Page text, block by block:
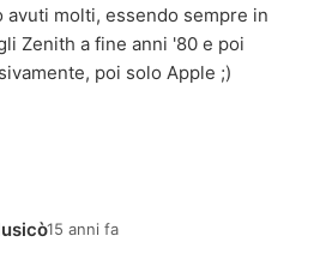
avuti molti, essendo sempre in
Zenith a fine anni '80 e poi
poi solo Apple ;)
15 anni fa